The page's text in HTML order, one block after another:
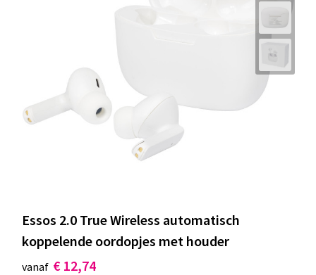
Essos 2.0 True Wireless automatisch
koppelende oordopjes met houder
vanaf € 12,74